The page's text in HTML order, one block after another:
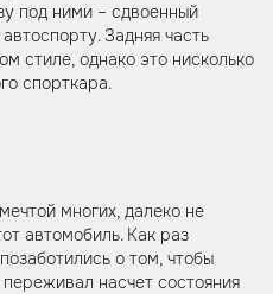
под ними – сдвоенный
Задняя часть
стиле, однако это нисколько
спорткара.
многих, далеко не
автомобиль. Как раз
о том, чтобы
насчет состояния